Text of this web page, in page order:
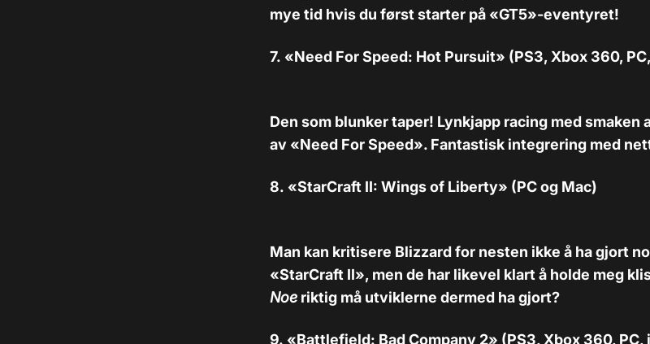
mye tid hvis du først starter på «GT5»-eventyret!
7. «Need For Speed: Hot Pursuit» (PS3, Xbox 360,
Den som blunker taper! Lynkjapp racing med smaken
av «Need For Speed». Fantastisk integrering med
8. «StarCraft II: Wings of Liberty» (PC og Mac)
Man kan kritisere Blizzard for nesten ikke å ha gjort
«StarCraft II», men de har likevel klart å holde meg
Noe riktig må utviklerne dermed ha gjort?
9. «Battlefield: Bad Company 2» (PS3, Xbox 360, PC,